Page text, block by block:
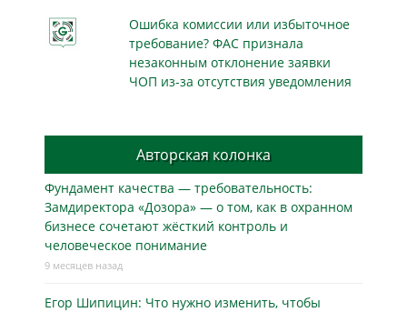
Ошибка комиссии или избыточное
требование? ФАС признала
незаконным отклонение заявки
ЧОП из-за отсутствия уведомления
Авторская колонка
Фундамент качества — требовательность:
Замдиректора «Дозора» — о том, как в охранном
бизнесe сочетают жёсткий контроль и
человеческое понимание
9 месяцев назад
Егор Шипицин: Что нужно изменить, чтобы